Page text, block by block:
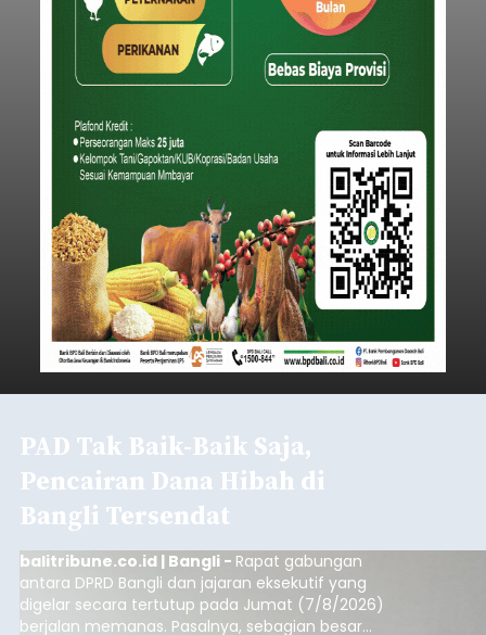
PAD Tak Baik-Baik Saja,
Pencairan Dana Hibah di
Bangli Tersendat
balitribune.co.id | Bangli - Rapat gabungan
antara DPRD Bangli dan jajaran eksekutif yang
digelar secara tertutup pada Jumat (7/8/2026)
berjalan memanas. Pasalnya, sebagian besar